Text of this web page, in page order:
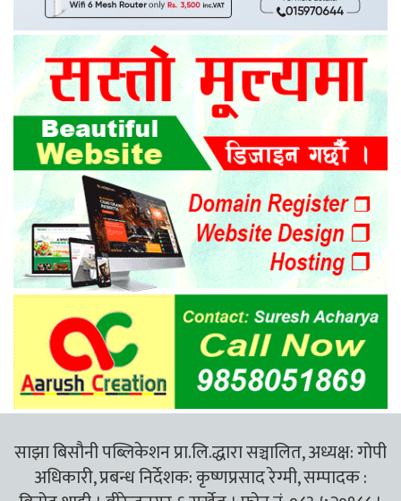
साझा बिसौनी पब्लिकेशन प्रा.लि.द्धारा सञ्चालित, अध्यक्ष: गोपी
अधिकारी, प्रबन्ध निर्देशक: कृष्णप्रसाद रेग्मी, सम्पादक :